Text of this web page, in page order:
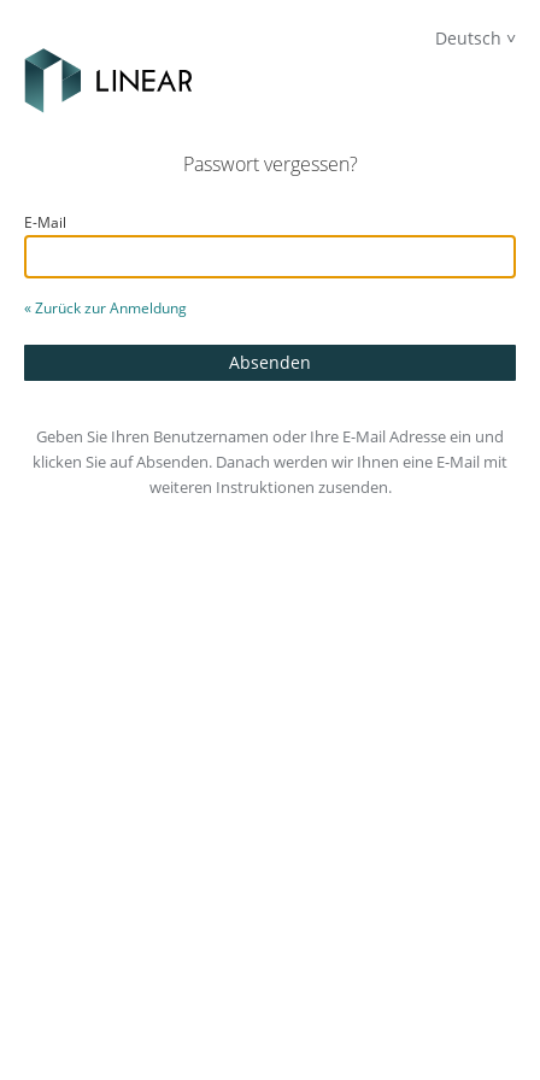
Deutsch
Passwort vergessen?
E-Mail
« Zurück zur Anmeldung
Geben Sie Ihren Benutzernamen oder Ihre E-Mail Adresse ein und
klicken Sie auf Absenden. Danach werden wir Ihnen eine E-Mail mit
weiteren Instruktionen zusenden.